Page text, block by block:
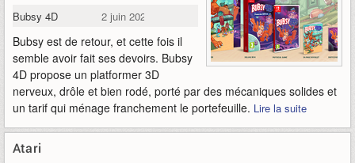
Bubsy 4D 2 juin 2026
Bubsy est de retour, et cette fois il
semble avoir fait ses devoirs. Bubsy
4D propose un platformer 3D
nerveux, drôle et bien rodé, porté par des mécaniques solides et
un tarif qui ménage franchement le portefeuille. Lire la suite
Atari